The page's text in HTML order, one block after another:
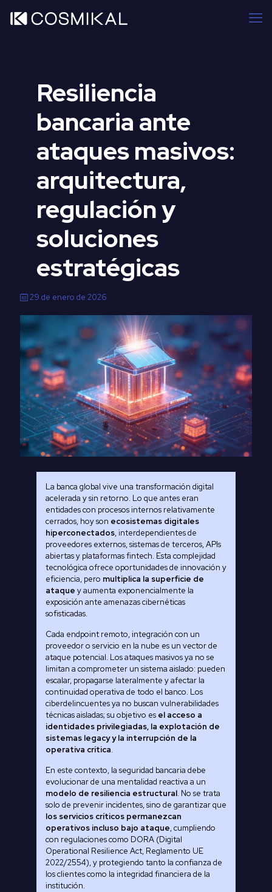
Resiliencia
bancaria ante
ataques masivos:
arquitectura,
regulación y
soluciones
estratégicas
29 de enero de 2026
La banca global vive una transformación digital
acelerada y sin retorno. Lo que antes eran
entidades con procesos internos relativamente
cerrados, hoy son ecosistemas digitales
hiperconectados, interdependientes de
proveedores externos, sistemas de terceros, APIs
abiertas y plataformas fintech. Esta complejidad
tecnológica ofrece oportunidades de innovación y
eficiencia, pero multiplica la superficie de
ataque y aumenta exponencialmente la
exposición ante amenazas cibernéticas
sofisticadas.
Cada endpoint remoto, integración con un
proveedor o servicio en la nube es un vector de
ataque potencial. Los ataques masivos ya no se
limitan a comprometer un sistema aislado: pueden
escalar, propagarse lateralmente y afectar la
continuidad operativa de todo el banco. Los
ciberdelincuentes ya no buscan vulnerabilidades
técnicas aisladas; su objetivo es el acceso a
identidades privilegiadas, la explotación de
sistemas legacy y la interrupción de la
operativa crítica.
En este contexto, la seguridad bancaria debe
evolucionar de una mentalidad reactiva a un
modelo de resiliencia estructural. No se trata
solo de prevenir incidentes, sino de garantizar que
los servicios críticos permanezcan
operativos incluso bajo ataque, cumpliendo
con regulaciones como DORA (Digital
Operational Resilience Act, Reglamento UE
2022/2554), y protegiendo tanto la confianza de
los clientes como la integridad financiera de la
institución.